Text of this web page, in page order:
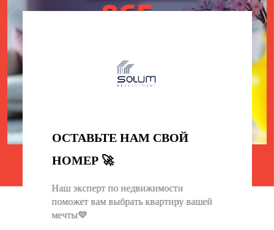
ОСТАВЬТЕ НАМ СВОЙ
НОМЕР 🚀
Наш эксперт по недвижимости
поможет вам выбрать квартиру вашей
мечты💙
0
ДЕНЬ
0
ЧАС
0 0